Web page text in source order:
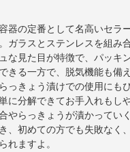
器の定番として名高いセラ
ガラスとステンレスを組み
な見た目が特徴で、パッキ
きる一方で、脱気機能も備
っきょう漬けでの使用にも
に分解できてお手入れもし
やらっきょうが漬かってい
、初めての方でも失敗なく
れますよ。